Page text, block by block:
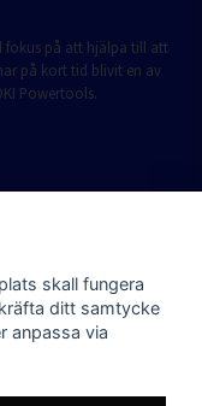
fokus på att hjälpa till att
på kort tid blivit en av
Powertools.
skall fungera
ditt samtycke
anpassa via